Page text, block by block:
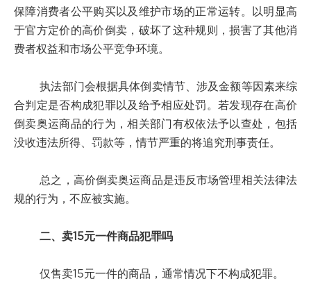
保障消费者公平购买以及维护市场的正常运转。以明显高
于官方定价的高价倒卖，破坏了这种规则，损害了其他消
费者权益和市场公平竞争环境。
执法部门会根据具体倒卖情节、涉及金额等因素来综
合判定是否构成犯罪以及给予相应处罚。若发现存在高价
倒卖奥运商品的行为，相关部门有权依法予以查处，包括
没收违法所得、罚款等，情节严重的将追究刑事责任。
总之，高价倒卖奥运商品是违反市场管理相关法律法
规的行为，不应被实施。
二、卖15元一件商品犯罪吗
仅售卖15元一件的商品，通常情况下不构成犯罪。